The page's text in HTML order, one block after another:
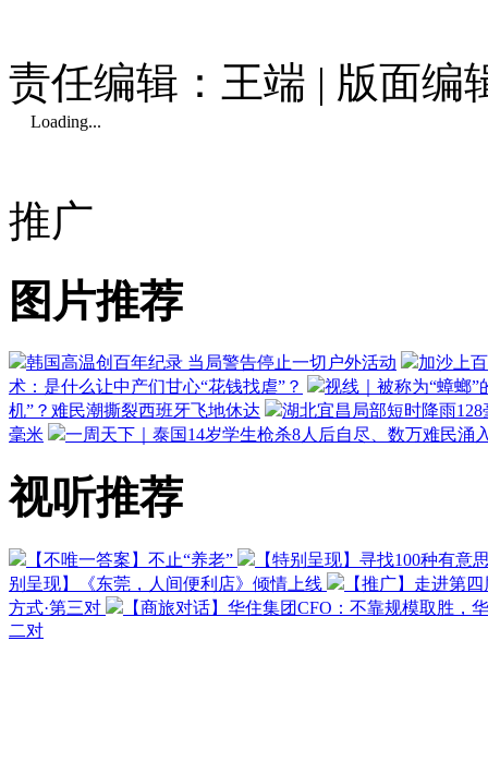
责任编辑：王端 | 版面编
Loading...
推广
图片推荐
韩国高温创百年纪录 当局警告停止一切户外活动
加沙上
术：是什么让中产们甘心“花钱找虐”？
视线｜被称为“蟑螂
机”？难民潮撕裂西班牙飞地休达
湖北宜昌局部短时降雨
毫米
一周天下｜泰国14岁学生枪杀8人后自尽、数万难民涌
视听推荐
【不唯一答案】不止“养老”
【特别呈现】寻找100种有意
别呈现】《东莞，人间便利店》倾情上线
【推广】走进第
方式·第三对
【商旅对话】华住集团CFO：不靠规模取胜，
二对